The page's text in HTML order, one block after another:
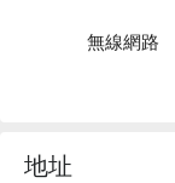
無線網路
地址